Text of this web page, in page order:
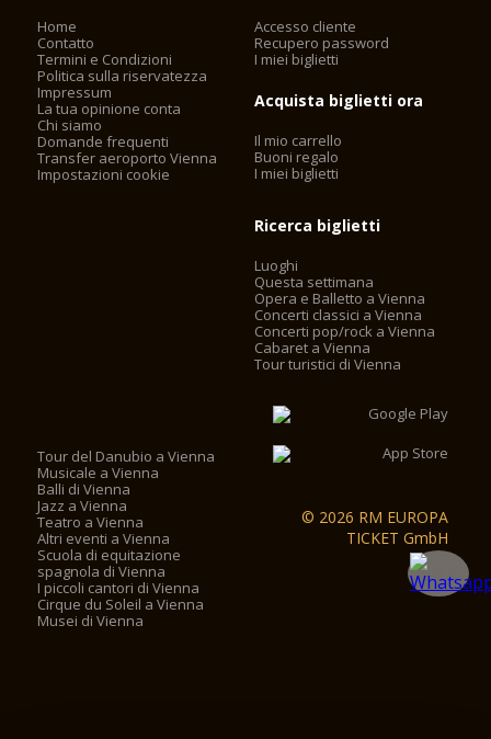
Home
Contatto
Termini e Condizioni
Politica sulla riservatezza
Impressum
La tua opinione conta
Chi siamo
Domande frequenti
Transfer aeroporto Vienna
Impostazioni cookie
Accesso cliente
Recupero password
I miei biglietti
Acquista biglietti ora
Il mio carrello
Buoni regalo
I miei biglietti
Ricerca biglietti
Luoghi
Questa settimana
Opera e Balletto a Vienna
Concerti classici a Vienna
Concerti pop/rock a Vienna
Cabaret a Vienna
Tour turistici di Vienna
Tour del Danubio a Vienna
Musicale a Vienna
Balli di Vienna
Jazz a Vienna
Teatro a Vienna
Altri eventi a Vienna
Scuola di equitazione
spagnola di Vienna
I piccoli cantori di Vienna
Cirque du Soleil a Vienna
Musei di Vienna
© 2026 RM EUROPA
TICKET GmbH